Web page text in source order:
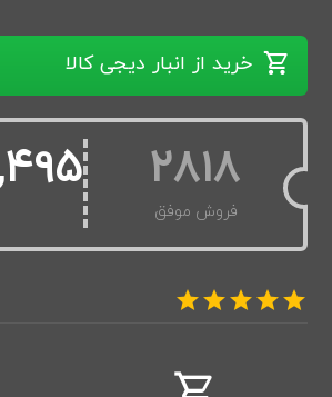
خرید از انبار دیجی کالا
2818
فروش موفق